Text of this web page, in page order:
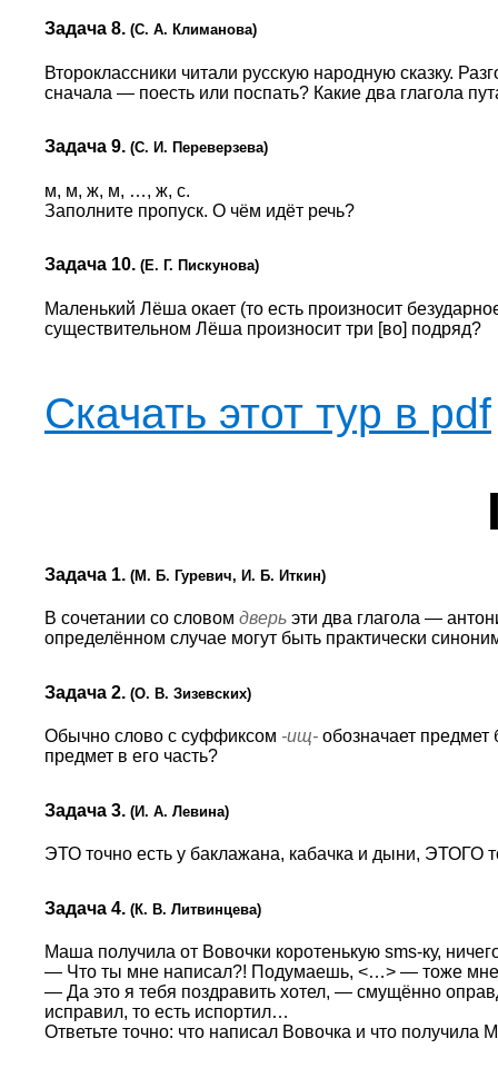
Задача 8. (С. А. Климанова)
Второклассники читали русскую народную сказку.
сначала — поесть или поспать? Какие два глагола
Задача 9. (С. И. Переверзева)
м, м, ж, м, …, ж, с.
Заполните пропуск. О чём идёт речь?
Задача 10. (Е. Г. Пискунова)
Маленький Лёша окает (то есть произносит
существительном Лёша произносит три [во] подряд?
Скачать этот тур в pdf
Задача 1. (М. Б. Гуревич, И. Б. Иткин)
В сочетании со словом дверь эти два глагола —
определённом случае могут быть практически
Задача 2. (О. В. Зизевских)
Обычно слово с суффиксом -ищ- обозначает
предмет в его часть?
Задача 3. (И. А. Левина)
ЭТО точно есть у баклажана, кабачка и дыни, ЭТОГО
Задача 4. (К. В. Литвинцева)
Маша получила от Вовочки коротенькую sms-ку,
— Что ты мне написал?! Подумаешь, <…> — тоже
— Да это я тебя поздравить хотел, — смущённо
исправил, то есть испортил…
Ответьте точно: что написал Вовочка и что получила